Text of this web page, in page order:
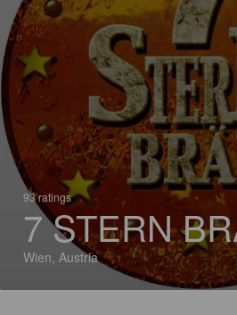
93 ratings
7 STERN
Wien, Austria